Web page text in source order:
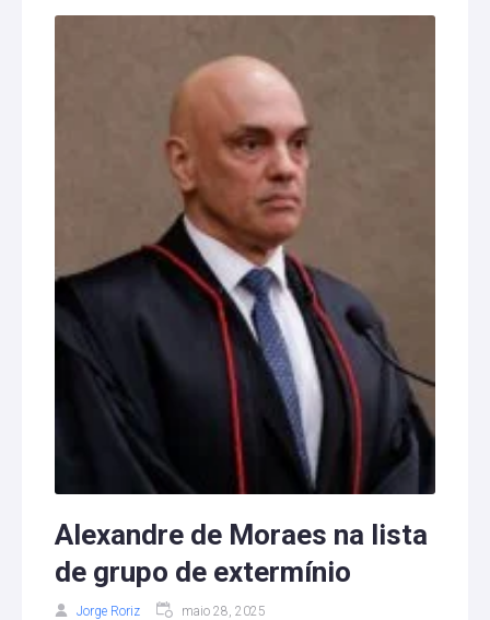
Alexandre de Moraes na lista
de grupo de extermínio
Jorge Roriz maio 28, 2025